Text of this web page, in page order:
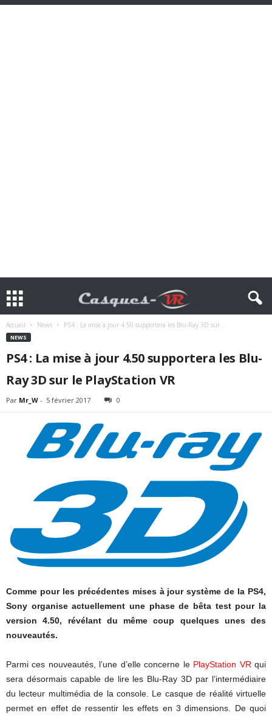
Accueil News PS4 : La mise à jour 4.50 supportera les Blu-Ray 3D sur...
NEWS
PS4 : La mise à jour 4.50 supportera les Blu-
Ray 3D sur le PlayStation VR
Par Mr_W - 5 février 2017 0
Comme pour les précédentes mises à jour système de la PS4,
Sony organise actuellement une phase de bêta test pour la
version 4.50, révélant du même coup quelques unes des
nouveautés.
Parmi ces nouveautés, l’une d’elle concerne le PlayStation VR qui
sera désormais capable de lire les Blu-Ray 3D par l’intermédiaire
du lecteur multimédia de la console. Le casque de réalité virtuelle
permet en effet de ressentir les effets en 3 dimensions. De quoi